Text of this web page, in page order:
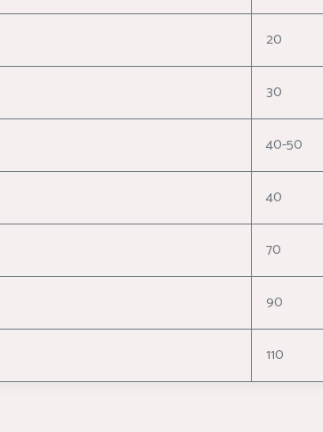
20
30
40-50
40
70
90
110